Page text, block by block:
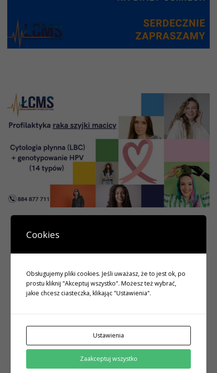
Cookies
Obsługujemy pliki cookies. Jeśli uważasz, że to jest ok, po
prostu kliknij "Akceptuj wszystko". Możesz też wybrać,
jakie chcesz ciasteczka, klikając "Ustawienia".
Ustawienia
Zaakceptuj wszystko